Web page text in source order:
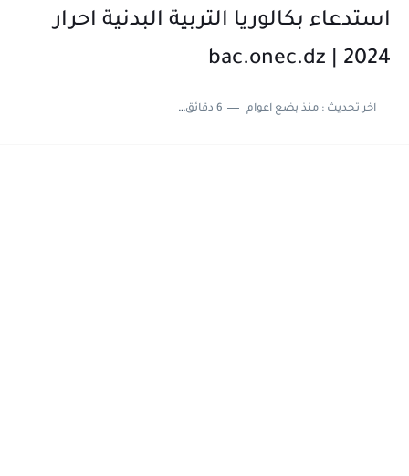
استدعاء بكالوريا التربية البدنية احرار
2024 | bac.onec.dz
اخر تحديث :منذ بضع اعوام 6 دقائق للقراءة